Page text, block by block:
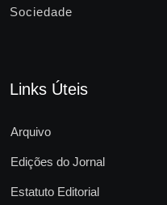
Sociedade
Links Úteis
Arquivo
Edições do Jornal
Estatuto Editorial